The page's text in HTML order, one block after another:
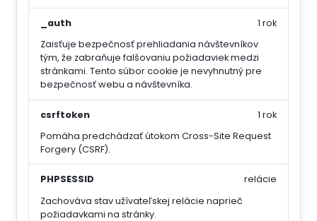
_auth
Zaisťuje bezpečnosť prehliadania návštevníkov
tým, že zabraňuje falšovaniu požiadaviek medzi
stránkami. Tento súbor cookie je nevyhnutný pre
bezpečnosť webu a návštevníka.
1 rok
csrftoken
Pomáha predchádzať útokom Cross-Site Request
Forgery (CSRF).
1 rok
PHPSESSID
Zachováva stav užívateľskej relácie naprieč
požiadavkami na stránky.
relácie